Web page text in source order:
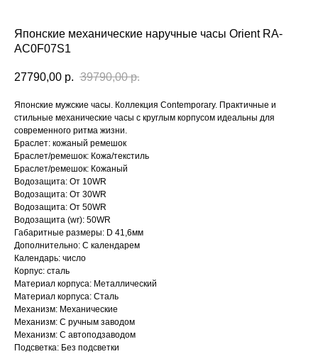
Японские механические наручные часы Orient RA-
AC0F07S1
27790,00 р. 39790,00 р.
Японские мужские часы. Коллекция Contemporary. Практичные и
стильные механические часы с круглым корпусом идеальны для
современного ритма жизни.
Браслет: кожаный ремешок
Браслет/ремешок: Кожа/текстиль
Браслет/ремешок: Кожаный
Водозащита: От 10WR
Водозащита: От 30WR
Водозащита: От 50WR
Водозащита (wr): 50WR
Габаритные размеры: D 41,6мм
Дополнительно: С календарем
Календарь: число
Корпус: сталь
Материал корпуса: Металлический
Материал корпуса: Сталь
Механизм: Механические
Механизм: С ручным заводом
Механизм: С автоподзаводом
Подсветка: Без подсветки